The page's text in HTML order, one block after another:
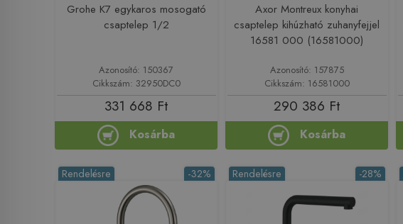
Grohe K7 egykaros mosogató
csaptelep 1/2
Azonosító: 150367
Cikkszám: 32950DC0
331 668 Ft
Kosárba
Axor Montreux konyhai
csaptelep kihúzható zuhanyfejjel
16581 000 (16581000)
Azonosító: 157875
Cikkszám: 16581000
290 386 Ft
Kosárba
-32%
Rendelésre -28%
Rendelésre